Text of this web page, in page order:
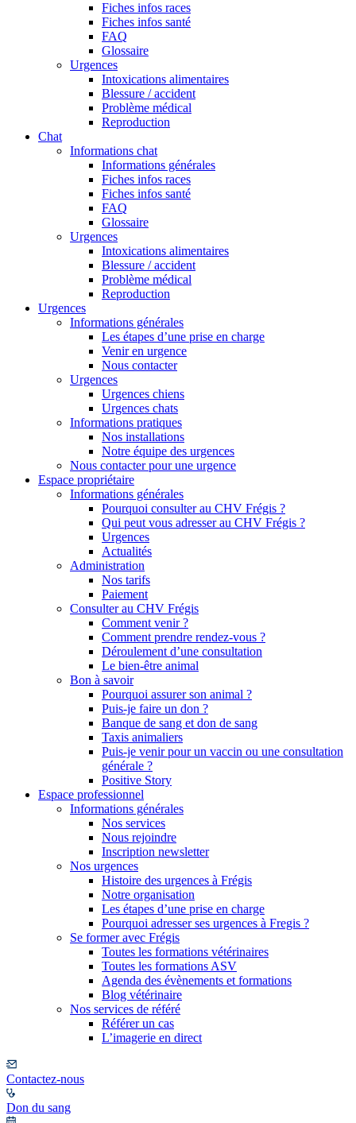
Fiches infos races
Fiches infos santé
FAQ
Glossaire
Urgences
Intoxications alimentaires
Blessure / accident
Problème médical
Reproduction
Chat
Informations chat
Informations générales
Fiches infos races
Fiches infos santé
FAQ
Glossaire
Urgences
Intoxications alimentaires
Blessure / accident
Problème médical
Reproduction
Urgences
Informations générales
Les étapes d’une prise en charge
Venir en urgence
Nous contacter
Urgences
Urgences chiens
Urgences chats
Informations pratiques
Nos installations
Notre équipe des urgences
Nous contacter pour une urgence
Espace propriétaire
Informations générales
Pourquoi consulter au CHV Frégis ?
Qui peut vous adresser au CHV Frégis ?
Urgences
Actualités
Administration
Nos tarifs
Paiement
Consulter au CHV Frégis
Comment venir ?
Comment prendre rendez-vous ?
Déroulement d’une consultation
Le bien-être animal
Bon à savoir
Pourquoi assurer son animal ?
Puis-je faire un don ?
Banque de sang et don de sang
Taxis animaliers
Puis-je venir pour un vaccin ou une consultation
générale ?
Positive Story
Espace professionnel
Informations générales
Nos services
Nous rejoindre
Inscription newsletter
Nos urgences
Histoire des urgences à Frégis
Notre organisation
Les étapes d’une prise en charge
Pourquoi adresser ses urgences à Fregis ?
Se former avec Frégis
Toutes les formations vétérinaires
Toutes les formations ASV
Agenda des évènements et formations
Blog vétérinaire
Nos services de référé
Référer un cas
L’imagerie en direct
Contactez-nous
Don du sang